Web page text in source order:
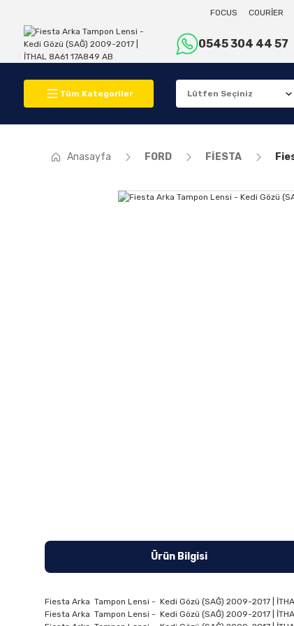
FOCUS COURİER
0545 304 44 57
Tüm Kategoriler
Anasayfa FORD FİESTA
Ürün Bilgisi
Fiesta Arka Tampon Lensi - Kedi Gözü (SAĞ) 2009-2017 |
Fiesta Arka Tampon Lensi - Kedi Gözü (SAĞ) 2009-2017 |